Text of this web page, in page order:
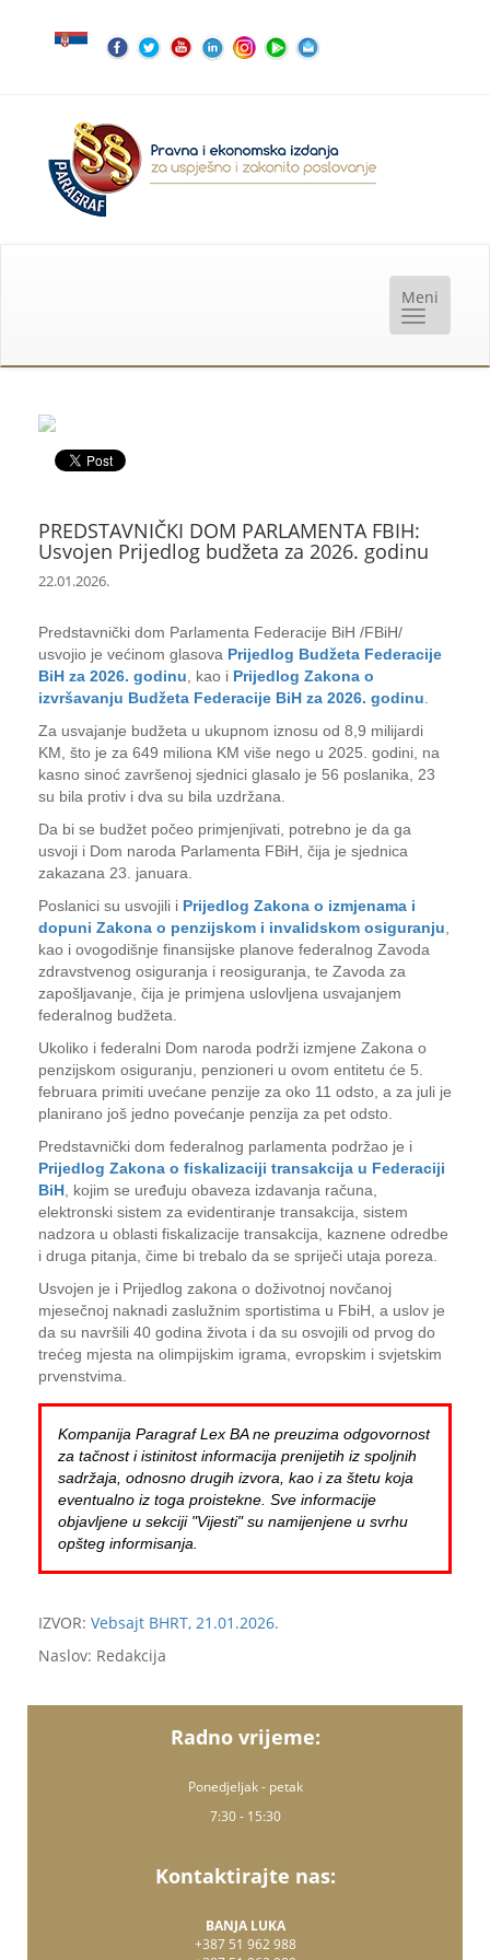
PREDSTAVNIČKI DOM PARLAMENTA FBIH:
Usvojen Prijedlog budžeta za 2026. godinu
22.01.2026.
Predstavnički dom Parlamenta Federacije BiH /FBiH/
usvojio je većinom glasova Prijedlog Budžeta Federacije
BiH za 2026. godinu , kao i Prijedlog Zakona o
izvršavanju Budžeta Federacije BiH za 2026. godinu
Za usvajanje budžeta u ukupnom iznosu od 8,9 milijardi
KM, što je za 649 miliona KM više nego u 2025. godini, na
kasno sinoć završenoj sjednici glasalo je 56 poslanika, 23
su bila protiv i dva su bila uzdržana.
Da bi se budžet počeo primjenjivati, potrebno je da ga
usvoji i Dom naroda Parlamenta FBiH, čija je sjednica
zakazana 23. januara.
Poslanici su usvojili i Prijedlog Zakona o izmjenama i
dopuni Zakona o penzijskom i invalidskom osiguranju
kao i ovogodišnje finansijske planove federalnog Zavoda
zdravstvenog osiguranja i reosiguranja, te Zavoda za
zapošljavanje, čija je primjena uslovljena usvajanjem
federalnog budžeta.
Ukoliko i federalni Dom naroda podrži izmjene Zakona o
penzijskom osiguranju, penzioneri u ovom entitetu će 5.
februara primiti uvećane penzije za oko 11 odsto, a za juli je
planirano još jedno povećanje penzija za pet odsto.
Predstavnički dom federalnog parlamenta podržao je i
Prijedlog Zakona o fiskalizaciji transakcija u Federaciji
BiH , kojim se uređuju obaveza izdavanja računa,
elektronski sistem za evidentiranje transakcija, sistem
nadzora u oblasti fiskalizacije transakcija, kaznene odredbe
i druga pitanja, čime bi trebalo da se spriječi utaja poreza.
Usvojen je i Prijedlog zakona o doživotnoj novčanoj
mjesečnoj naknadi zaslužnim sportistima u FbiH, a uslov je
da su navršili 40 godina života i da su osvojili od prvog do
trećeg mjesta na olimpijskim igrama, evropskim i svjetskim
prvenstvima.
Kompanija Paragraf Lex BA ne preuzima odgovornost
za tačnost i istinitost informacija prenijetih iz spoljnih
sadržaja, odnosno drugih izvora, kao i za štetu koja
eventualno iz toga proistekne. Sve informacije
objavljene u sekciji "Vijesti" su namijenjene u svrhu
opšteg informisanja.
IZVOR: Vebsajt BHRT, 21.01.2026.
Naslov: Redakcija
Radno vrijeme:
Ponedjeljak - petak
7:30 - 15:30
Kontaktirajte nas:
BANJA LUKA
+387 51 962 988